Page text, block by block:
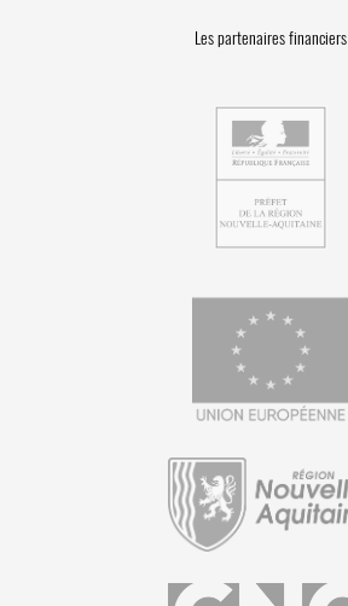
Les partenaires financiers